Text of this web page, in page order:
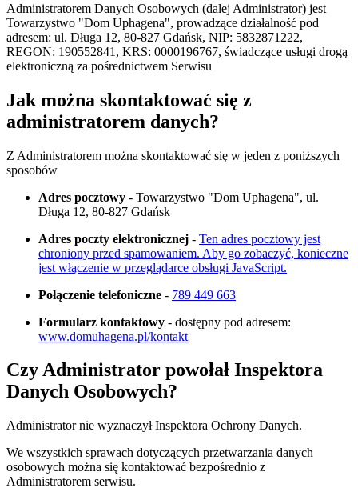
Administratorem Danych Osobowych (dalej Administrator) jest
Towarzystwo "Dom Uphagena", prowadzące działalność pod
adresem: ul. Długa 12, 80-827 Gdańsk, NIP: 5832871222,
REGON: 190552841, KRS: 0000196767, świadczące usługi drogą
elektroniczną za pośrednictwem Serwisu
Jak można skontaktować się z
administratorem danych?
Z Administratorem można skontaktować się w jeden z poniższych
sposobów
Adres pocztowy - Towarzystwo "Dom Uphagena", ul.
Długa 12, 80-827 Gdańsk
Adres poczty elektronicznej - Ten adres pocztowy jest
chroniony przed spamowaniem. Aby go zobaczyć, konieczne
jest włączenie w przeglądarce obsługi JavaScript.
Połączenie telefoniczne - 789 449 663
Formularz kontaktowy - dostępny pod adresem:
www.domuhagena.pl/kontakt
Czy Administrator powołał Inspektora
Danych Osobowych?
Administrator nie wyznaczył Inspektora Ochrony Danych.
We wszystkich sprawach dotyczących przetwarzania danych
osobowych można się kontaktować bezpośrednio z
Administratorem serwisu.